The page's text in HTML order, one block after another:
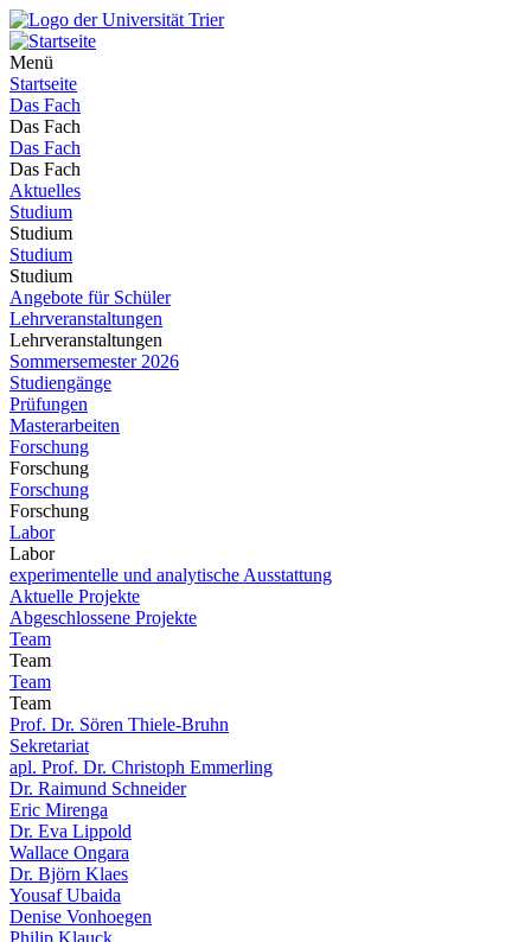
Menü
Startseite
Das Fach
Das Fach
Das Fach
Das Fach
Aktuelles
Studium
Studium
Studium
Studium
Angebote für Schüler
Lehrveranstaltungen
Lehrveranstaltungen
Sommersemester 2026
Studiengänge
Prüfungen
Masterarbeiten
Forschung
Forschung
Forschung
Forschung
Labor
Labor
experimentelle und analytische Ausstattung
Aktuelle Projekte
Abgeschlossene Projekte
Team
Team
Team
Team
Prof. Dr. Sören Thiele-Bruhn
Sekretariat
apl. Prof. Dr. Christoph Emmerling
Dr. Raimund Schneider
Eric Mirenga
Dr. Eva Lippold
Wallace Ongara
Dr. Björn Klaes
Yousaf Ubaida
Denise Vonhoegen
Philip Klauck